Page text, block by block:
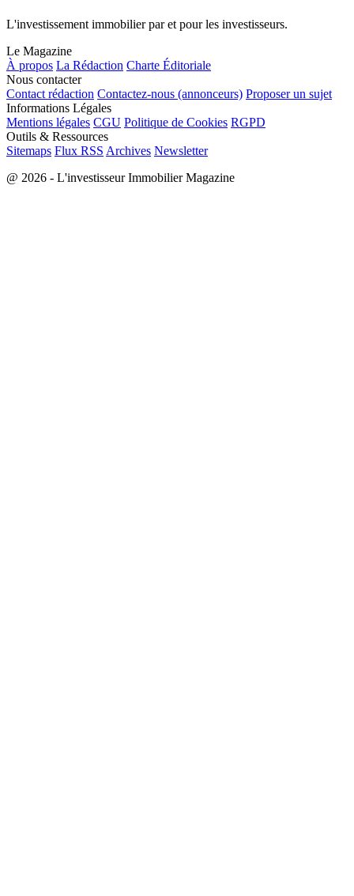
L'investissement immobilier par et pour les investisseurs.
Le Magazine
À propos La Rédaction Charte Éditoriale
Nous contacter
Contact rédaction Contactez-nous (annonceurs) Proposer un sujet
Informations Légales
Mentions légales CGU Politique de Cookies RGPD
Outils & Ressources
Sitemaps Flux RSS Archives Newsletter
@ 2026 - L'investisseur Immobilier Magazine